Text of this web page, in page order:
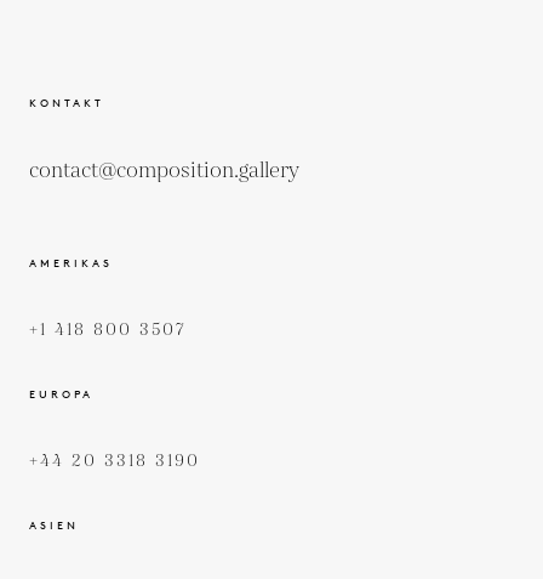
KONTAKT
contact@composition.gallery
AMERIKAS
+1 418 800 3507
EUROPA
+44 20 3318 3190
ASIEN